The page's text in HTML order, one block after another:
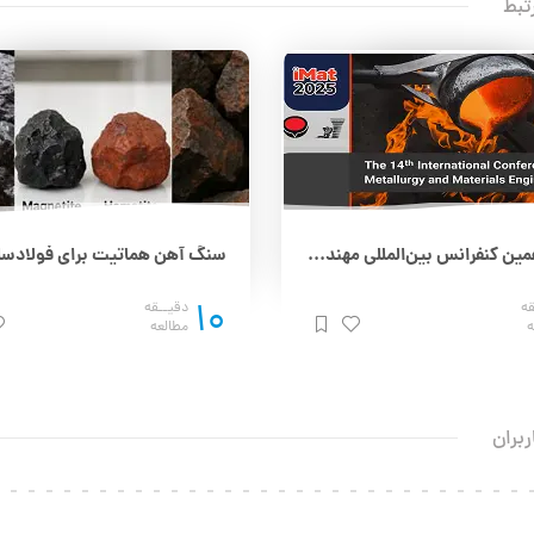
چهاردهمین کنفرانس بین‌المللی مهندسی مواد و متالورژی (IMAT 2025) – 25 و 26 آذر
10 دقیــقه
مطالعه